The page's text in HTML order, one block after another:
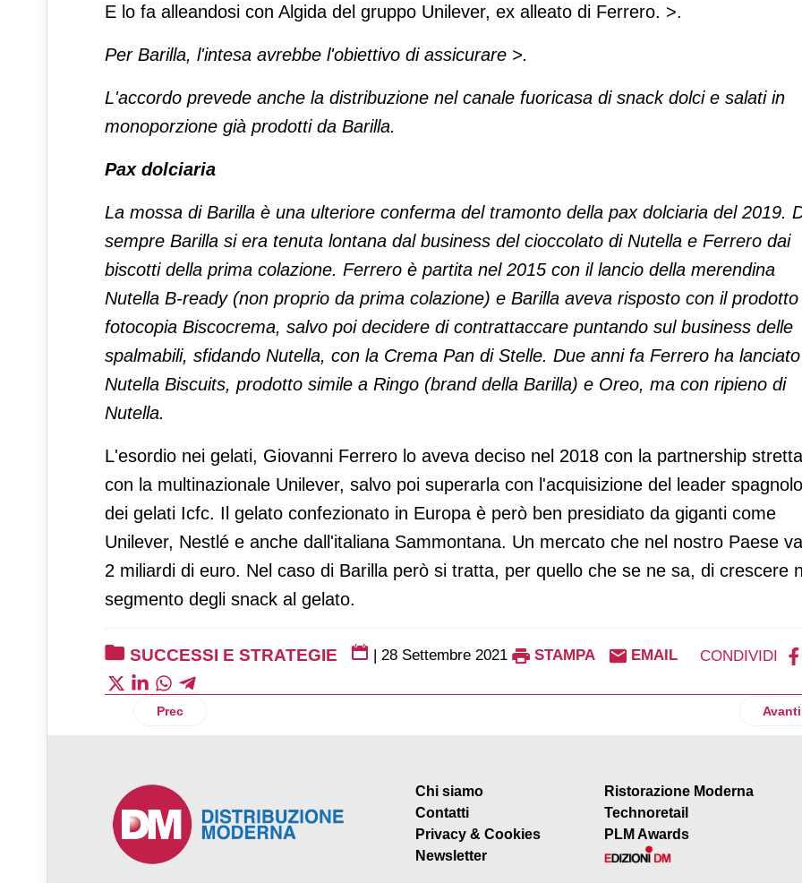
E lo fa alleandosi con Algida del gruppo Unilever, ex alleato di Ferrero. >.
Per Barilla, l'intesa avrebbe l'obiettivo di assicurare >.
L'accordo prevede anche la distribuzione nel canale fuoricasa di snack dolci e salati in
monoporzione già prodotti da Barilla.
Pax dolciaria
La mossa di Barilla è una ulteriore conferma del tramonto della pax dolciaria del 2019.
sempre Barilla si era tenuta lontana dal business del cioccolato di Nutella e Ferrero dai
biscotti della prima colazione. Ferrero è partita nel 2015 con il lancio della merendina
Nutella B-ready (non proprio da prima colazione) e Barilla aveva risposto con il prodotto
fotocopia Biscocrema, salvo poi decidere di contrattaccare puntando sul business delle
spalmabili, sfidando Nutella, con la Crema Pan di Stelle. Due anni fa Ferrero ha lanciato
Nutella Biscuits, prodotto simile a Ringo (brand della Barilla) e Oreo, ma con ripieno di
Nutella.
L'esordio nei gelati, Giovanni Ferrero lo aveva deciso nel 2018 con la partnership stretta
con la multinazionale Unilever, salvo poi superarla con l'acquisizione del leader spagnolo
dei gelati Icfc. Il gelato confezionato in Europa è però ben presidiato da giganti come
Unilever, Nestlé e anche dall'italiana Sammontana. Un mercato che nel nostro Paese
2 miliardi di euro. Nel caso di Barilla però si tratta, per quello che se ne sa, di crescere
segmento degli snack al gelato.
SUCCESSI E STRATEGIE | 28 Settembre 2021 STAMPA EMAIL CONDIVIDI
Articolo precedente: A Bologna Pam Flash consegna la spesa a casa in mezz’ora
Prec Avanti
Chi siamo
Contatti
Privacy & Cookies
Newsletter
Ristorazione Moderna
Technoretail
PLM Awards